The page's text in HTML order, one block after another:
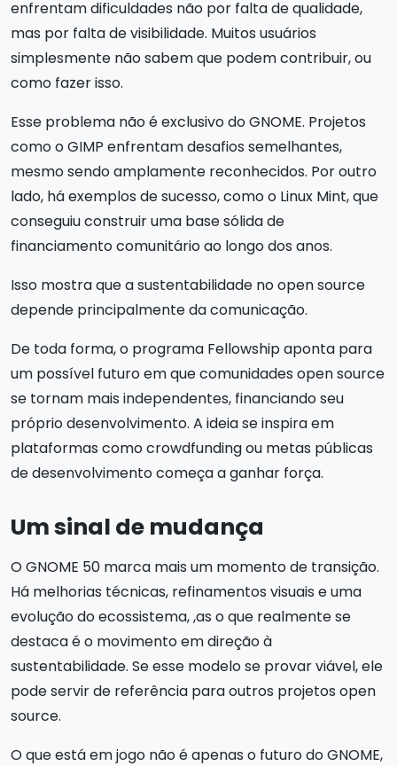
enfrentam dificuldades não por falta de qualidade,
mas por falta de visibilidade. Muitos usuários
simplesmente não sabem que podem contribuir, ou
como fazer isso.
Esse problema não é exclusivo do GNOME. Projetos
como o GIMP enfrentam desafios semelhantes,
mesmo sendo amplamente reconhecidos. Por outro
lado, há exemplos de sucesso, como o Linux Mint, que
conseguiu construir uma base sólida de
financiamento comunitário ao longo dos anos.
Isso mostra que a sustentabilidade no open source
depende principalmente da comunicação.
De toda forma, o programa Fellowship aponta para
um possível futuro em que comunidades open source
se tornam mais independentes, financiando seu
próprio desenvolvimento. A ideia se inspira em
plataformas como crowdfunding ou metas públicas
de desenvolvimento começa a ganhar força.
Um sinal de mudança
O GNOME 50 marca mais um momento de transição.
Há melhorias técnicas, refinamentos visuais e uma
evolução do ecossistema, ,as o que realmente se
destaca é o movimento em direção à
sustentabilidade. Se esse modelo se provar viável, ele
pode servir de referência para outros projetos open
source.
O que está em jogo não é apenas o futuro do GNOME,